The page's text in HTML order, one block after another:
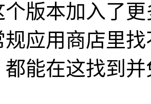
个版本加入了
规应用商店里
都能在这找到